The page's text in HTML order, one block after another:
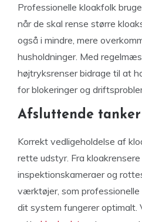
Professionelle kloakfolk
når de skal rense større
også i mindre, mere
husholdninger. Med
højtryksrenser bidrage til at
for blokeringer og
Afsluttende tanker
Korrekt vedligeholdelse af
rette udstyr. Fra
inspektionskameraer og
værktøjer, som
dit system fungerer optimalt.